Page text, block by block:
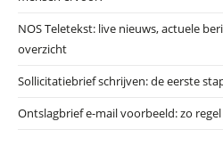
NOS Teletekst: live nieuws, actuele
overzicht
Sollicitatiebrief schrijven: de eerste
Ontslagbrief e-mail voorbeeld: zo